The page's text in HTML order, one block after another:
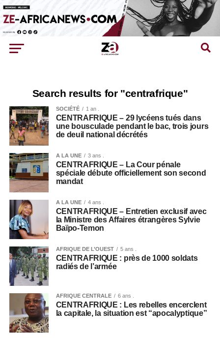
Search results for "centrafrique"
SOCIÉTÉ 1 an .
CENTRAFRIQUE – 29 lycéens tués dans
une bousculade pendant le bac, trois jours
de deuil national décrétés
A LA UNE 3 ans .
CENTRAFRIQUE – La Cour pénale
spéciale débute officiellement son second
mandat
A LA UNE 4 ans .
CENTRAFRIQUE – Entretien exclusif avec
la Ministre des Affaires étrangères Sylvie
Baïpo-Temon
AFRIQUE DE L’OUEST 5 ans .
CENTRAFRIQUE : près de 1000 soldats
radiés de l’armée
AFRIQUE CENTRALE 6 ans .
CENTRAFRIQUE : Les rebelles encerclent
la capitale, la situation est “apocalyptique”